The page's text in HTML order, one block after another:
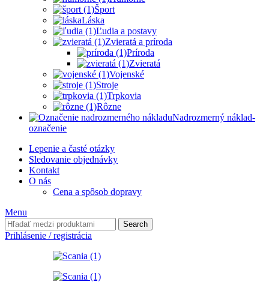
Šport
Láska
Ľudia a postavy
Zvieratá a príroda
Príroda
Zvieratá
Vojenské
Stroje
Trpkovia
Rôzne
Nadrozmerný náklad-
označenie
Lepenie a časté otázky
Sledovanie objednávky
Kontakt
O nás
Cena a spôsob dopravy
Menu
Search
Prihlásenie / registrácia